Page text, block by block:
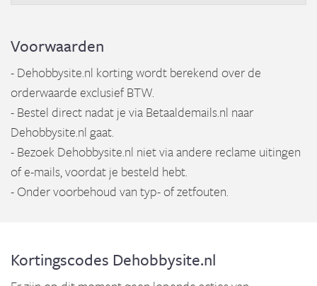
Voorwaarden
- Dehobbysite.nl korting wordt berekend over de
orderwaarde exclusief BTW.
- Bestel direct nadat je via Betaaldemails.nl naar
Dehobbysite.nl gaat.
- Bezoek Dehobbysite.nl niet via andere reclame uitingen
of e-mails, voordat je besteld hebt.
- Onder voorbehoud van typ- of zetfouten.
Kortingscodes Dehobbysite.nl